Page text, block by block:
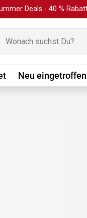
Deals - 40 %
Neu eingetroffen